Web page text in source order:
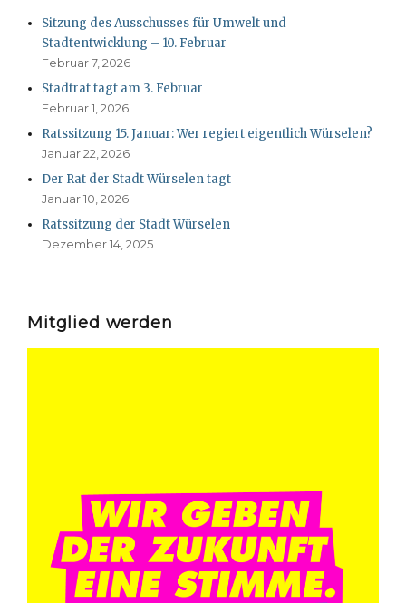
Sitzung des Ausschusses für Umwelt und
Stadtentwicklung – 10. Februar
Februar 7, 2026
Stadtrat tagt am 3. Februar
Februar 1, 2026
Ratssitzung 15. Januar: Wer regiert eigentlich Würselen?
Januar 22, 2026
Der Rat der Stadt Würselen tagt
Januar 10, 2026
Ratssitzung der Stadt Würselen
Dezember 14, 2025
Mitglied werden